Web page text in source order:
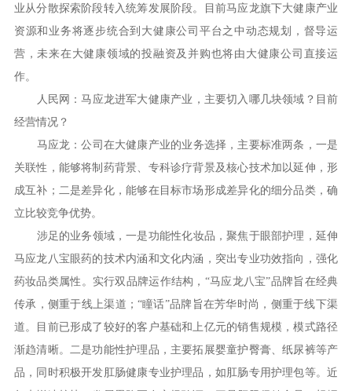
业从分散探索阶段转入统筹发展阶段。目前马应龙旗下大健康产业
资源和业务将逐步统合到大健康公司平台之中动态规划，督导运
营，未来在大健康领域的投融资及并购也将由大健康公司直接运
作。
人民网：马应龙进军大健康产业，主要切入哪几块领域？目前
经营情况？
马应龙：公司在大健康产业的业务选择，主要标准两条，一是
关联性，能够将制药背景、专科诊疗背景及核心技术加以延伸，形
成互补；二是差异化，能够在目标市场形成差异化的细分品类，确
立比较竞争优势。
涉足的业务领域，一是功能性化妆品，聚焦于眼部护理，延伸
马应龙八宝眼药的技术内涵和文化内涵，突出专业功效指向，强化
药妆品类属性。实行双品牌运作结构，“马应龙八宝”品牌旨在经典
传承，侧重于线上渠道；“瞳话”品牌旨在芳华时尚，侧重于线下渠
道。目前已形成了较好的客户基础和上亿元的销售规模，模式路径
渐趋清晰。二是功能性护理品，主要拓展婴童护臀膏、纸尿裤等产
品，同时积极开发肛肠健康专业护理品，如肛肠专用护理包等。近